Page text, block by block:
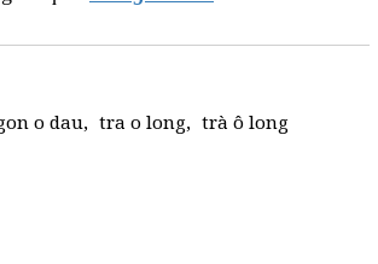
o dau, tra o long, trà ô long